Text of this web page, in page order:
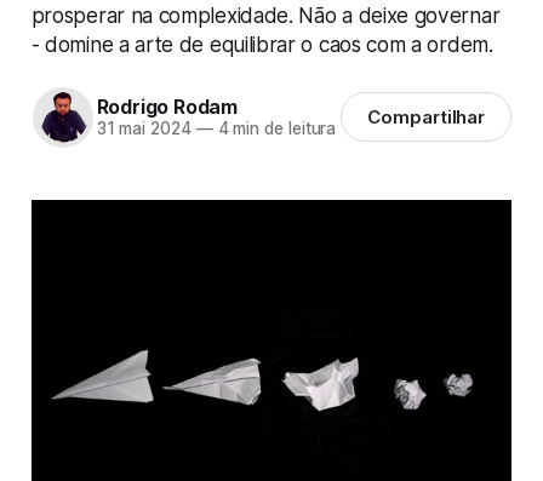
prosperar na complexidade. Não a deixe governar
- domine a arte de equilibrar o caos com a ordem.
Rodrigo Rodam
31 mai 2024 —4 min de leitura Compartilhar